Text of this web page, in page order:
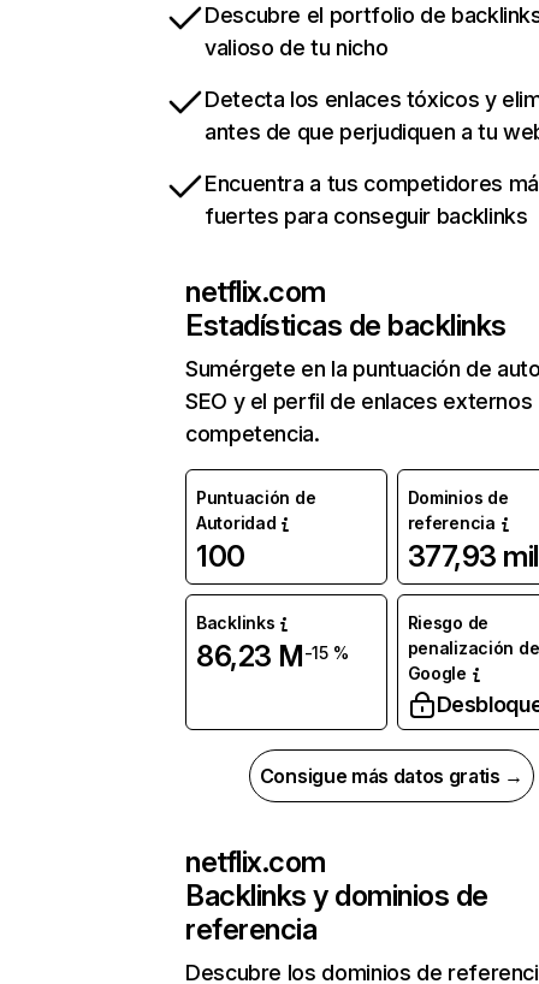
Descubre el portfolio de
valioso de tu nicho
Detecta los enlaces tóxicos y
antes de que perjudiquen a tu
Encuentra a tus competidores
fuertes para conseguir backlinks
netflix.com
Estadísticas de backlinks
Sumérgete en la puntuación de
SEO y el perfil de enlaces externos
competencia.
Puntuación de
Autoridad
100
Dominios de
referencia
377,93 mil
Backlinks
86,23 M-15 %
Riesgo de
penalización de
Google
Consigue más datos gratis →
netflix.com
Backlinks y dominios de
referencia
Descubre los dominios de